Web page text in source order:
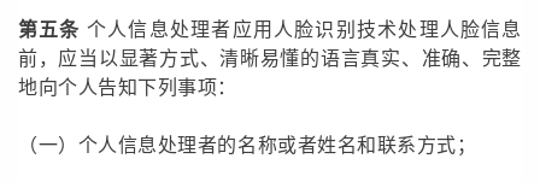
第五条 个人信息处理者应用人脸识别技术处理人脸信息
前，应当以显著方式、清晰易懂的语言真实、准确、完整
地向个人告知下列事项：
（一）个人信息处理者的名称或者姓名和联系方式；